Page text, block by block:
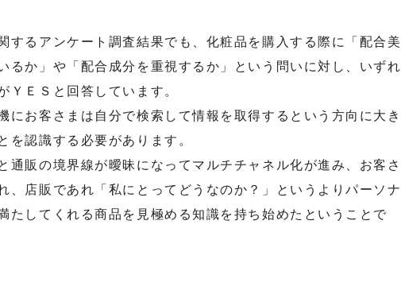
するアンケート調査結果でも、化粧品を購入する際に「配合美
るか」や「配合成分を重視するか」という問いに対し、いずれ
ＹＥＳと回答しています。
にお客さまは自分で検索して情報を取得するという方向に大き
を認識する必要があります。
通販の境界線が曖昧になってマルチチャネル化が進み、お客さ
、店販であれ「私にとってどうなのか？」というよりパーソナ
たしてくれる商品を見極める知識を持ち始めたということで